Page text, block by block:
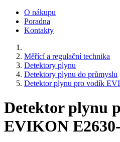
O nákupu
Poradna
Kontakty
Měřící a regulační technika
Detektory plynu
Detektory plynu do průmyslu
Detektor plynu pro vodík
Detektor plynu
EVIKON